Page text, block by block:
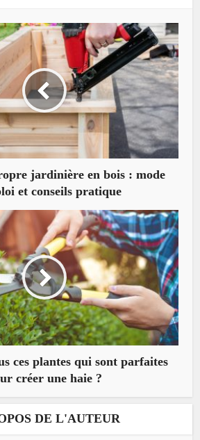
jardinière en bois : mode
et conseils pratique
ces plantes qui sont parfaites
créer une haie ?
DE L'AUTEUR